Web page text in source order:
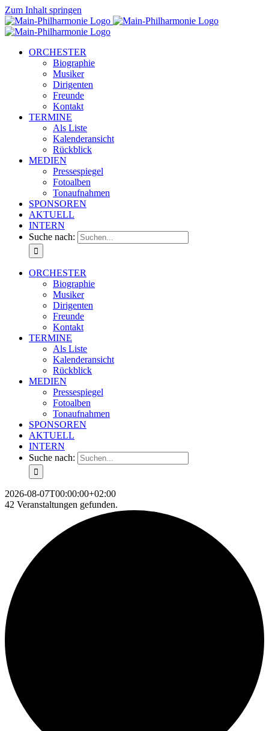
Zum Inhalt springen
ORCHESTER
Biographie
Musiker
Dirigenten
Freunde
Kontakt
TERMINE
Als Liste
Kalenderansicht
Rückblick
MEDIEN
Pressespiegel
Fotoalben
Tonaufnahmen
SPONSOREN
AKTUELL
INTERN
Suche nach:
ORCHESTER
Biographie
Musiker
Dirigenten
Freunde
Kontakt
TERMINE
Als Liste
Kalenderansicht
Rückblick
MEDIEN
Pressespiegel
Fotoalben
Tonaufnahmen
SPONSOREN
AKTUELL
INTERN
Suche nach:
2026-08-07T00:00:00+02:00
42 Veranstaltungen gefunden.